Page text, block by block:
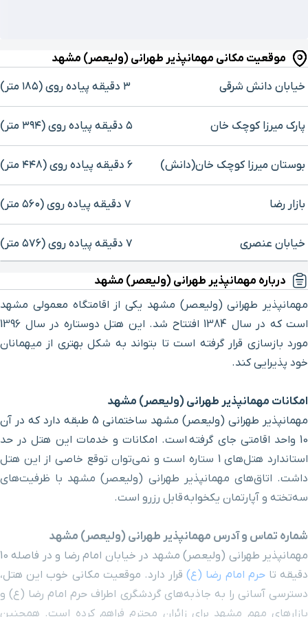
موقعیت مکانی مهمانپذیر طهرانی (ولیعصر) مشهد
خیابان دانش شرقی ۳ دقیقه پیاده ‌روی (۱۸۵ متر)
پارک میرزا کوچک خان ۵ دقیقه پیاده ‌روی (۳۹۴ متر)
بوستان میرزا کوچک خان(دانش) ۶ دقیقه پیاده ‌روی (۴۴۸ متر)
بازار رضا ۷ دقیقه پیاده ‌روی (۵۶۰ متر)
خیابان عنصری ۷ دقیقه پیاده ‌روی (۵۷۶ متر)
باغ خونی ۱۰ دقیقه پیاده ‌روی (۷۸۷ متر)
مرکز خرید آسمان ۱۱ دقیقه پیاده ‌روی (۸۹۰ متر)
برج تجاری آکسون
مرکز خرید اطلسیه ۱۲ دقیقه پیاده ‌روی (۹۳۴ متر)
حرم ورودی باب الرضا ۱۲ دقیقه پیاده ‌روی (۹۷۷ متر)
خیابان هفده شهریور ۲ دقیقه با خودرو (۱ کیلومتر و ۱۵۸ متر)
حرم ورودی باب الجواد ۳ دقیقه با خودرو (۱ کیلومتر و ۲۰۶ متر)
خیابان دانش غربی ۳ دقیقه با خودرو (۱ کیلومتر و ۲۱۰ متر)
برای بزرگنمایی روی نقشه کلیک کنید
درباره مهمانپذیر طهرانی (ولیعصر) مشهد
مهمانپذیر طهرانی (ولیعصر) مشهد یکی از اقامتگاه معمولی مشهد
است که در سال 1384 افتتاح شد. این هتل دوستاره در سال 1396
مورد بازسازی قرار گرفته است تا بتواند به شکل بهتری از میهمانان
خود پذیرایی کند.
امکانات مهمانپذیر طهرانی (ولیعصر) مشهد
مهمانپذیر طهرانی (ولیعصر) مشهد ساختمانی 5 طبقه دارد که در آن
10 واحد اقامتی جای گرفته است. امکانات و خدمات این هتل در حد
استاندارد هتل‌های 1 ستاره است و نمی‌توان توقع خاصی از این هتل
داشت. اتاق‌های مهمانپذیر طهرانی (ولیعصر) مشهد با ظرفیت‌های
سه‌تخته و آپارتمان یکخوابه قابل رزرو است.
شماره تماس و آدرس مهمانپذیر طهرانی (ولیعصر) مشهد
مهمانپذیر طهرانی (ولیعصر) مشهد در خیابان امام رضا و در فاصله 10
دقیقه تاحرم امام رضا (ع)قرار دارد. موقعیت مکانی خوب این هتل،
دسترسی آسانی را به جاذبه‌های گردشگری اطراف حرم امام رضا (ع) و
بازارهای مهم مشهد برای زائران محترم فراهم کرده است. همچنین